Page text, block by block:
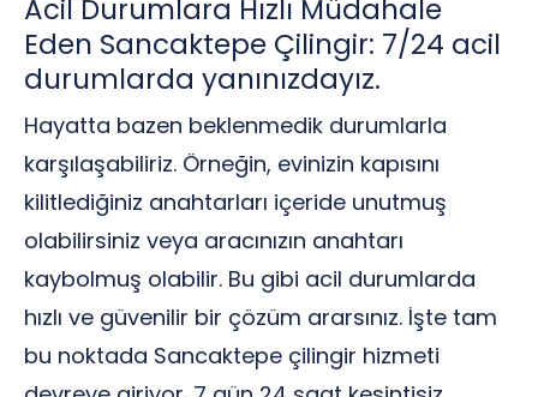
Acil Durumlara Hızlı Müdahale
Eden Sancaktepe Çilingir: 7/24 acil
durumlarda yanınızdayız.
Hayatta bazen beklenmedik durumlarla
karşılaşabiliriz. Örneğin, evinizin kapısını
kilitlediğiniz anahtarları içeride unutmuş
olabilirsiniz veya aracınızın anahtarı
kaybolmuş olabilir. Bu gibi acil durumlarda
hızlı ve güvenilir bir çözüm ararsınız. İşte tam
bu noktada Sancaktepe çilingir hizmeti